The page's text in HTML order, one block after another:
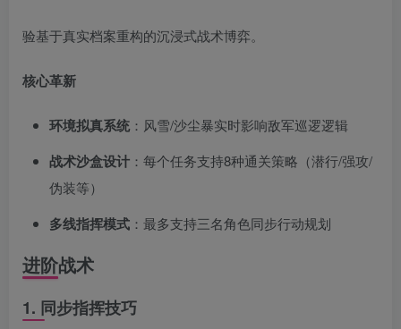
验基于真实档案重构的沉浸式战术博弈。
核心革新
环境拟真系统 ：风雪/沙尘暴实时影响敌军巡逻逻辑
战术沙盒设计 ：每个任务支持8种通关策略（潜行/强攻/
伪装等）
多线指挥模式 ：最多支持三名角色同步行动规划
进阶战术
1. 同步指挥技巧